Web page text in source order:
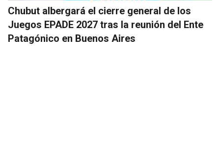
Chubut albergará el cierre general de los
Juegos EPADE 2027 tras la reunión del Ente
Patagónico en Buenos Aires